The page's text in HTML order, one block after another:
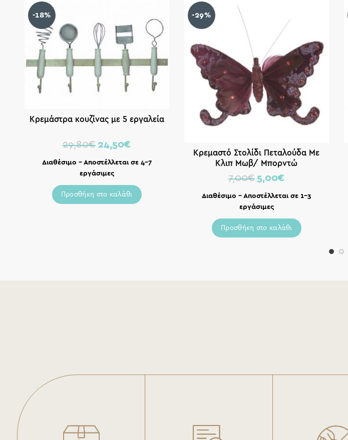
-18%
Κρεμάστρα κουζίνας με 5 εργαλεία
29,80€ 24,50€
Διαθέσιμο – Αποστέλλεται σε 4-7
εργάσιμες
Προσθήκη στο καλάθι
-29%
Κρεμαστό Στολίδι Πεταλούδα Με
Κλιπ Μωβ/ Μπορντώ
7,00€ 5,00€
Διαθέσιμο – Αποστέλλεται σε 1-3
εργάσιμες
Προσθήκη στο καλάθι